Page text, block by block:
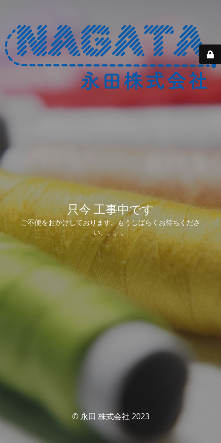
只今 工事中です
ご不便をおかけしております。もうしばらくお待ちくださ
い。。。。
© 永田 株式会社 2023